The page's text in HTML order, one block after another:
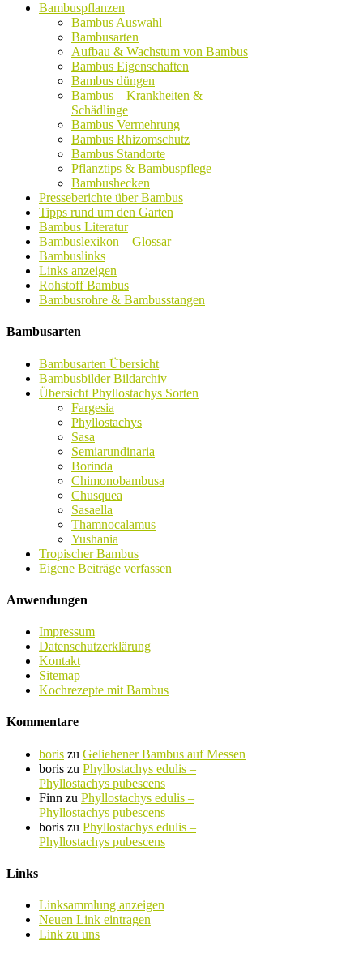
Bambuspflanzen
Bambus Auswahl
Bambusarten
Aufbau & Wachstum von Bambus
Bambus Eigenschaften
Bambus düngen
Bambus – Krankheiten &
Schädlinge
Bambus Vermehrung
Bambus Rhizomschutz
Bambus Standorte
Pflanztips & Bambuspflege
Bambushecken
Presseberichte über Bambus
Tipps rund um den Garten
Bambus Literatur
Bambuslexikon – Glossar
Bambuslinks
Links anzeigen
Rohstoff Bambus
Bambusrohre & Bambusstangen
Bambusarten
Bambusarten Übersicht
Bambusbilder Bildarchiv
Übersicht Phyllostachys Sorten
Fargesia
Phyllostachys
Sasa
Semiarundinaria
Borinda
Chimonobambusa
Chusquea
Sasaella
Thamnocalamus
Yushania
Tropischer Bambus
Eigene Beiträge verfassen
Anwendungen
Impressum
Datenschutzerklärung
Kontakt
Sitemap
Kochrezepte mit Bambus
Kommentare
boris zu Geliehener Bambus auf Messen
boris zu Phyllostachys edulis –
Phyllostachys pubescens
Finn zu Phyllostachys edulis –
Phyllostachys pubescens
boris zu Phyllostachys edulis –
Phyllostachys pubescens
Links
Linksammlung anzeigen
Neuen Link eintragen
Link zu uns